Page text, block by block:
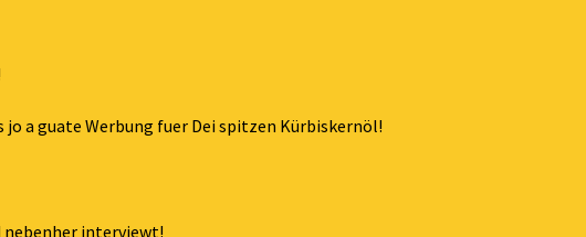
a guate Werbung fuer Dei spitzen Kürbiskernöl!
nebenher interviewt!